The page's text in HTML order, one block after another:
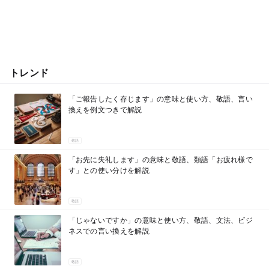
トレンド
「ご報告したく存じます」の意味と使い方、敬語、言い
換えを例文つきで解説
敬語
「お先に失礼します」の意味と敬語、類語「お疲れ様で
す」との使い分けを解説
敬語
「じゃないですか」の意味と使い方、敬語、文法、ビジ
ネスでの言い換えを解説
敬語